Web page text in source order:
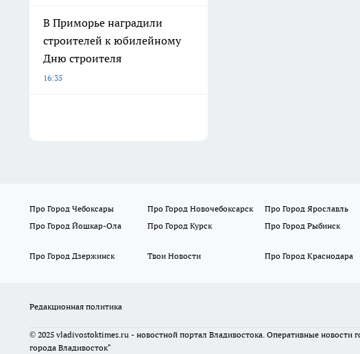
В Приморье наградили
строителей к юбилейному
Дню строителя
16:35
Про Город Чебоксары Про Город Новочебоксарск Про Город Ярославль
Про Город Йошкар-Ола
Про Город Курск Про Город Рыбинск
Про Город Дзержинск
Твои Новости Про Город Краснодара
Редакционная политика
© 2025 vladivostoktimes.ru - новостной портал Владивостока. Оперативные
города Владивосток"